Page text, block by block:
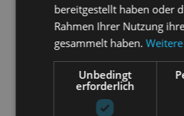
bereitgestellt haben oder
Rahmen Ihrer Nutzung
gesammelt haben.
Unbedingt
erforderlich